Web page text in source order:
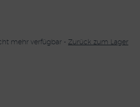
mehr verfügbar - Zurück zum Lager